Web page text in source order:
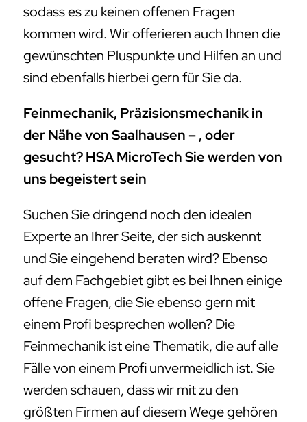
sodass es zu keinen offenen Fragen
kommen wird. Wir offerieren auch Ihnen die
gewünschten Pluspunkte und Hilfen an und
sind ebenfalls hierbei gern für Sie da.
Feinmechanik, Präzisionsmechanik in
der Nähe von Saalhausen – , oder
gesucht? HSA MicroTech Sie werden von
uns begeistert sein
Suchen Sie dringend noch den idealen
Experte an Ihrer Seite, der sich auskennt
und Sie eingehend beraten wird? Ebenso
auf dem Fachgebiet gibt es bei Ihnen einige
offene Fragen, die Sie ebenso gern mit
einem Profi besprechen wollen? Die
Feinmechanik ist eine Thematik, die auf alle
Fälle von einem Profi unvermeidlich ist. Sie
werden schauen, dass wir mit zu den
größten Firmen auf diesem Wege gehören